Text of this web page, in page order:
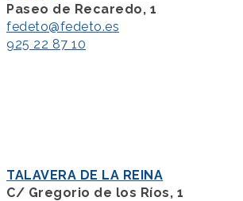
Paseo de Recaredo, 1
fedeto@fedeto.es
925 22 87 10
TALAVERA DE LA REINA
C/ Gregorio de los Ríos, 1